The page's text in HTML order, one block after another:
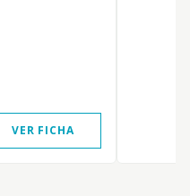
VER FICHA